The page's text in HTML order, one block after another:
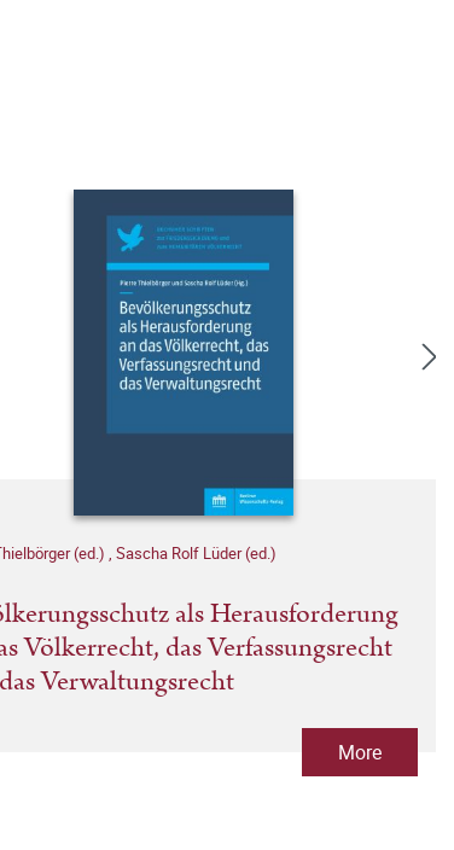
(ed.) , Sascha Rolf Lüder (ed.)
als Herausforderung
Völkerrecht, das Verfassungsrecht
Verwaltungsrecht
More